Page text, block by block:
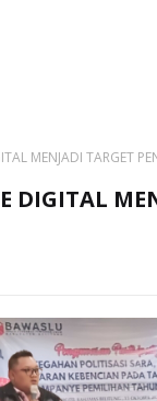
MENJADI TARGET
DIGITAL